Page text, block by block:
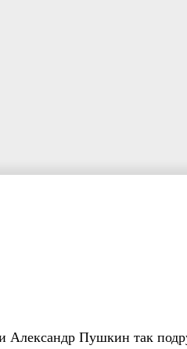
Александр Пушкин так